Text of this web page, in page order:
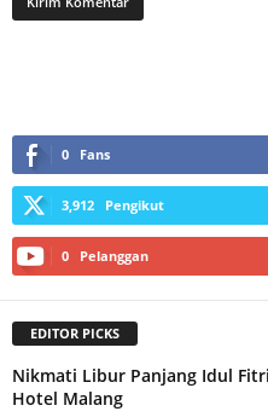
0 Fans
3,912 Pengikut
0 Pelanggan
EDITOR PICKS
Nikmati Libur Panjang Idul
Hotel Malang